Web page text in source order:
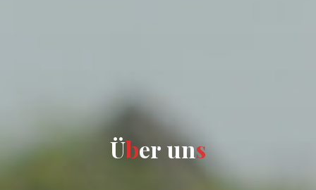
Über uns